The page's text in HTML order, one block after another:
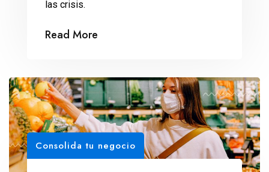
las crisis.
Read More
Consolida tu negocio